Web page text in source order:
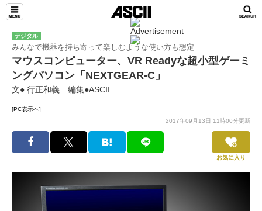
デジタル
みんなで機器を持ち寄って楽しむような使い方も想定
マウスコンピューター、VR Readyな超小型ゲーミ
ングパソコン「NEXTGEAR-C」
文● 行正和義 編集●ASCII
[PC表示へ]
2017年09月13日 11時00分更新
お気に入り